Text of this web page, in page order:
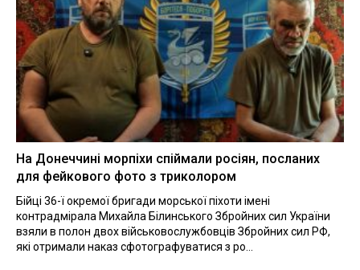
На Донеччині морпіхи спіймали росіян, посланих
для фейкового фото з триколором
Бійці 36-ї окремої бригади морської піхоти імені
контрадмірала Михайла Білинського Збройних сил України
взяли в полон двох військовослужбовців Збройних сил РФ,
які отримали наказ сфотографуватися з ро...